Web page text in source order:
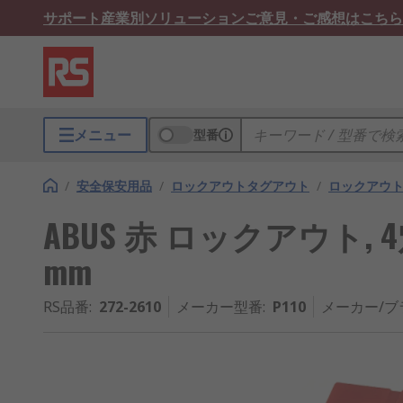
サポート産業別ソリューションご意見・ご感想はこちら
メニュー 型番
/ 安全保安用品 / ロックアウトタグアウト / ロックアウト
ABUS 赤 ロックアウト,
mm
RS品番: 272-2610 メーカー型番: P110 メーカー/